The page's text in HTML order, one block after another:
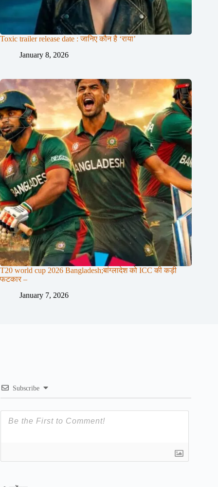
Toxic trailer release date : जानिए कौन है ‘राया’
January 8, 2026
T20 world cup 2026 Bangladesh;बांग्लादेश को ICC की कड़ी
फटकार –
January 7, 2026
Subscribe